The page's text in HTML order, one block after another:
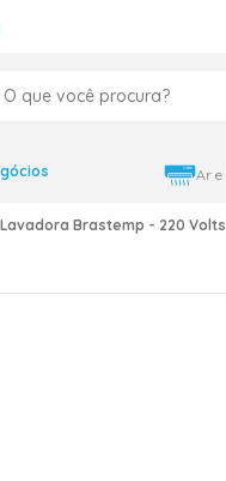
Ar e
Brastemp - 220 Volts